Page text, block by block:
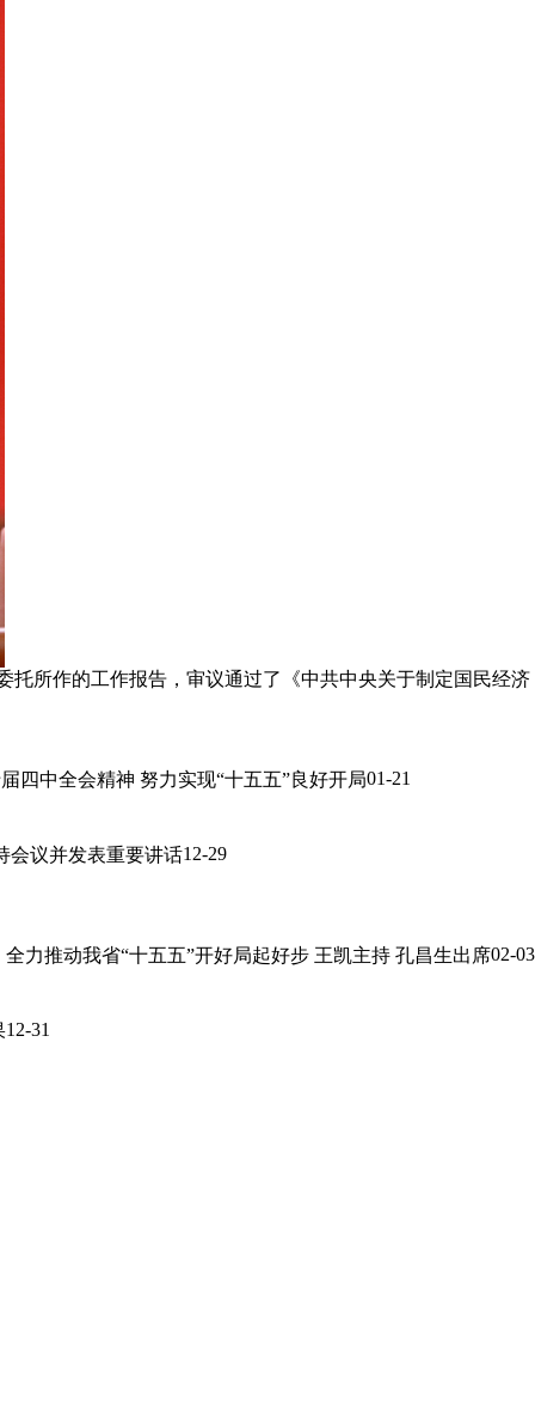
所作的工作报告，审议通过了《中共中央关于制定国民经济
四中全会精神 努力实现“十五五”良好开局01-21
会议并发表重要讲话12-29
力推动我省“十五五”开好局起好步 王凯主持 孔昌生出席02-03
12-31